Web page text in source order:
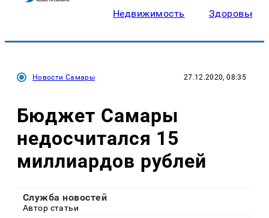
Недвижимость Здоровье
Новости Самары 27.12.2020, 08:35
Бюджет Самары
недосчитался 15
миллиардов рублей
Служба новостей
Автор статьи